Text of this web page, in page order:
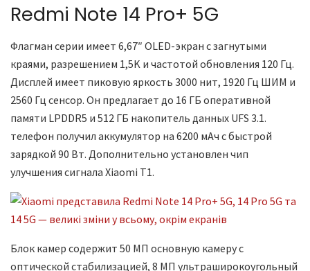
Redmi Note 14 Pro+ 5G
Флагман серии имеет 6,67″ OLED-экран с загнутыми
краями, разрешением 1,5K и частотой обновления 120 Гц.
Дисплей имеет пиковую яркость 3000 нит, 1920 Гц ШИМ и
2560 Гц сенсор. Он предлагает до 16 ГБ оперативной
памяти LPDDR5 и 512 ГБ накопитель данных UFS 3.1.
телефон получил аккумулятор на 6200 мАч с быстрой
зарядкой 90 Вт. Дополнительно установлен чип
улучшения сигнала Xiaomi T1.
Блок камер содержит 50 МП основную камеру с
оптической стабилизацией, 8 МП ультраширокоугольный